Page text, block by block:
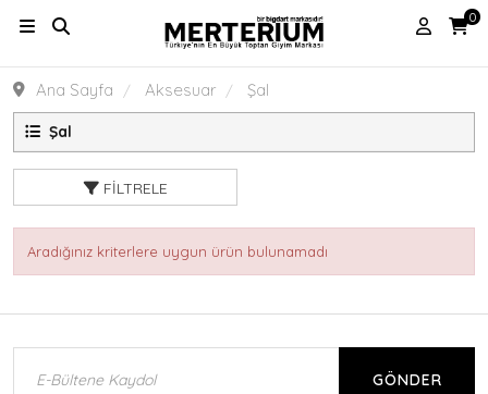
0
Ana Sayfa Aksesuar Şal
Şal
FILTRELE
Aradığınız kriterlere uygun ürün bulunamadı
GÖNDER